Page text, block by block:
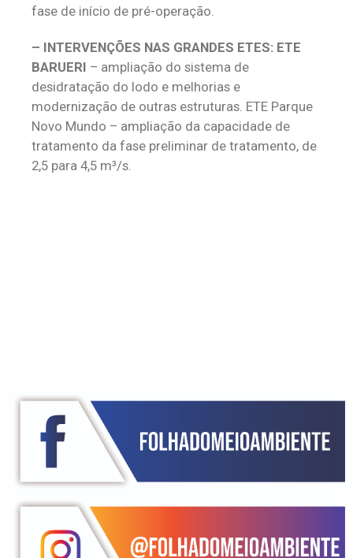
fase de início de pré-operação.
– INTERVENÇÕES NAS GRANDES ETES: ETE
BARUERI – ampliação do sistema de
desidratação do lodo e melhorias e
modernização de outras estruturas. ETE Parque
Novo Mundo – ampliação da capacidade de
tratamento da fase preliminar de tratamento, de
2,5 para 4,5 m³/s.